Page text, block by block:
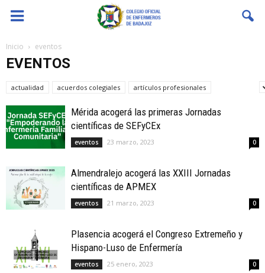
Coenfeba
Inicio eventos
EVENTOS
actualidad acuerdos colegiales
artículos profesionales
Mérida acogerá las primeras Jornadas
científicas de SEFyCEx
eventos 23 marzo, 2023 0
Almendralejo acogerá las XXIII Jornadas
científicas de APMEX
eventos 21 marzo, 2023 0
Plasencia acogerá el Congreso Extremeño y
Hispano-Luso de Enfermería
eventos 25 enero, 2023 0